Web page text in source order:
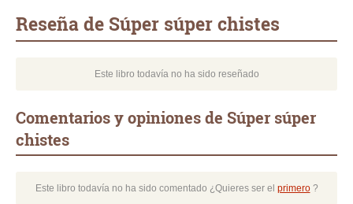
Reseña de Súper súper chistes
Este libro todavía no ha sido reseñado
Comentarios y opiniones de Súper súper
chistes
Este libro todavía no ha sido comentado ¿Quieres ser el primero?